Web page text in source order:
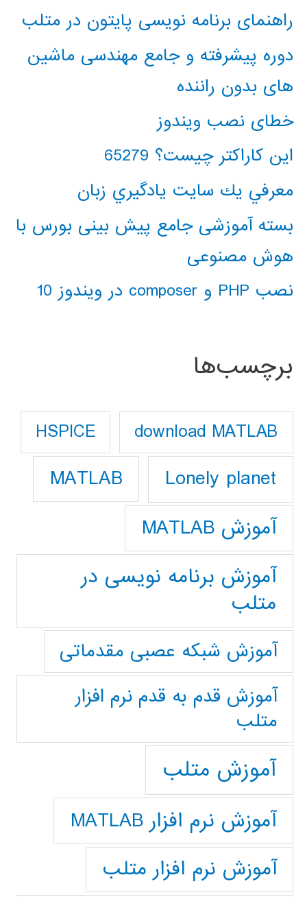
راهنمای برنامه نویسی پایتون در متلب
دوره پیشرفته و جامع مهندسی ماشین
های بدون راننده
خطای نصب ویندوز
این کاراکتر چیست؟ 65279
معرفي يك سايت يادگيري زبان
بسته آموزشی جامع پیش بینی بورس با
هوش مصنوعی
نصب PHP و composer در ویندوز 10
برچسب‌ها
download MATLAB
HSPICE
Lonely planet
MATLAB
آموزش MATLAB
آموزش برنامه نویسی در
متلب
آموزش شبکه عصبی مقدماتی
آموزش قدم به قدم نرم افزار
متلب
آموزش متلب
آموزش نرم افزار MATLAB
آموزش نرم افزار متلب